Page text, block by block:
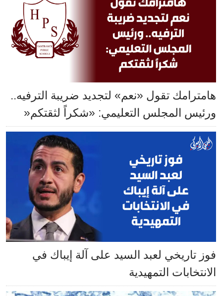
هامترامك تقول «نعم» لتجديد ضريبة الترفيه..
ورئيس المجلس التعليمي: «شكراً لثقتكم«
فوز تاريخي لعبد السيد على آلة إيباك في
الانتخابات التمهيدية